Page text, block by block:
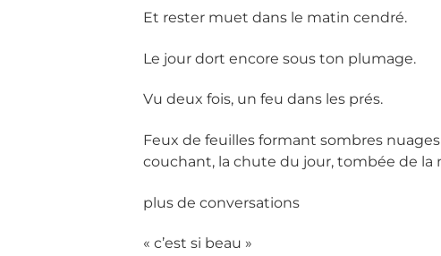
Et rester muet dans le matin cendré.
Le jour dort encore sous ton plumage.
Vu deux fois, un feu dans les prés.
Feux de feuilles formant sombres
couchant, la chute du jour, tombée de
plus de conversations
« c’est si beau »